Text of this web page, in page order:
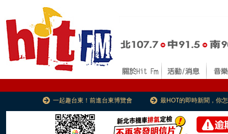
一起趣台東！前進台東博覽會 最HOT的即時新聞，你